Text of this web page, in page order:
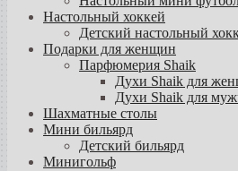
Настольный хоккей
Детский настольный
Подарки для женщин
Парфюмерия Shaik
Духи Shaik для
Духи Shaik для
Шахматные столы
Мини бильярд
Детский бильярд
Минигольф